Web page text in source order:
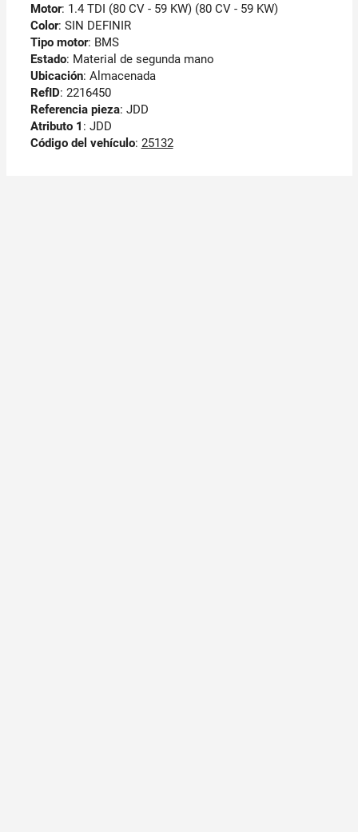
Motor: 1.4 TDI (80 CV - 59 KW) (80 CV - 59 KW)
Color: SIN DEFINIR
Tipo motor: BMS
Estado: Material de segunda mano
Ubicación: Almacenada
RefID: 2216450
Referencia pieza: JDD
Atributo 1 : JDD
Código del vehículo: 25132